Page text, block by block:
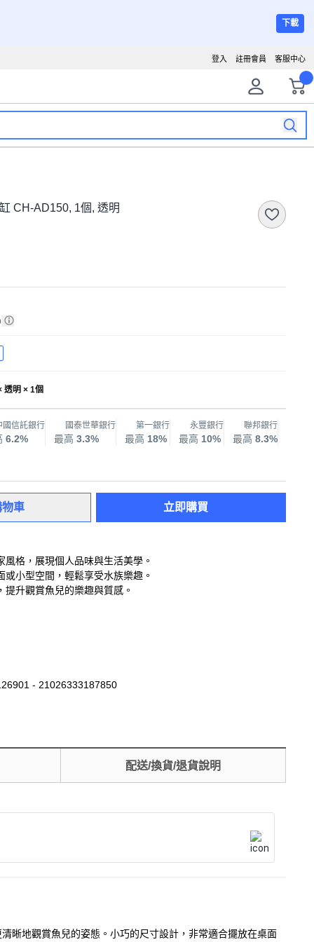
下載
客服中心
註冊會員
登入
CH-AD150, 1個, 透明
透明 × 1個
國信託銀行
6.2%
國泰世華銀行
最高 3.3%
第一銀行
最高 18%
永豐銀行
最高 10%
聯邦銀行
最高 8.3%
車 立即購買
格，展現個人品味與生活美學。
小型空間，輕鬆享受水族樂趣。
升觀賞魚兒的樂趣與質感。
- 21026333187850
配送/換貨/退貨說明
晰地觀賞魚兒的姿態。小巧的尺寸設計，非常適合擺放在桌面